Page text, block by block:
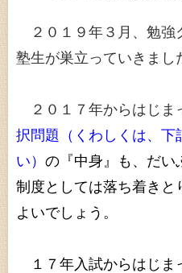
２０１９年３月、勉強
塾生が巣立っていきまし
２０１７年からはじま
択問題（くわしくは、下
い） の『中身』 も、だい
制度としては落ち着きと
よいでしょう。
１７年入試からはじま